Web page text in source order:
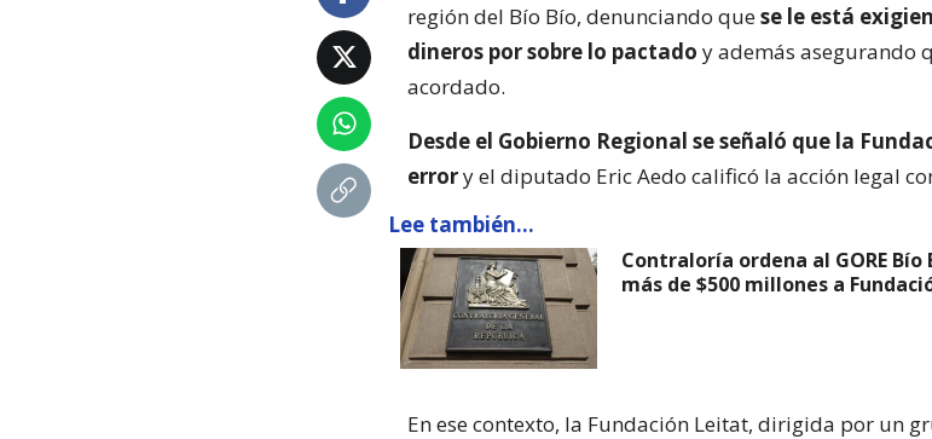
región del Bío Bío, denunciando quese le está
dineros por sobre lo pactado y además asegurando
acordado.
Desde el Gobierno Regional se señaló que la
errory el diputado Eric Aedo calificó la acción legal
Lee también...
Contraloría ordena al GORE
más de $500 millones a
En ese contexto, la Fundación Leitat, dirigida por un